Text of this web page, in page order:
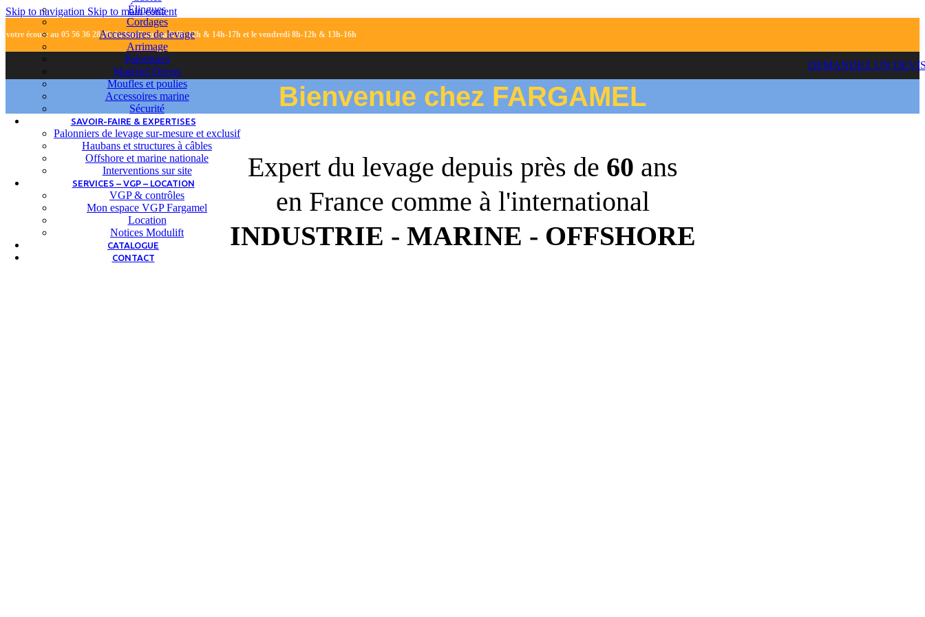
Skip to navigation Skip to main content
votre écoute au 05 56 36 28 28 du lundi au jeudi 8h-12h & 14h-17h et le vendredi 8h-12h & 13h-16h
Élingues
Cordages
Accessoires de levage
Arrimage
Palonniers
Matériel Divers
Moufles et poulies
Accessoires marine
Sécurité
SAVOIR-FAIRE & EXPERTISES
Palonniers de levage sur-mesure et exclusif
Haubans et structures à câbles
Offshore et marine nationale
Interventions sur site
SERVICES – VGP – LOCATION
VGP & contrôles
Mon espace VGP Fargamel
Location
Notices Modulift
CATALOGUE
CONTACT
DEMANDEZ UN
Bienvenue chez FARGAMEL
Expert du levage depuis près de 60 ans
en France comme à l'international
INDUSTRIE - MARINE - OFFSHORE